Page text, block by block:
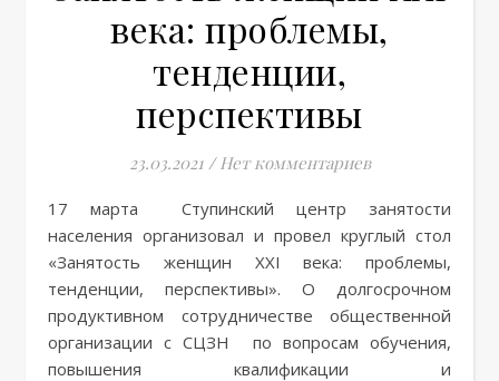
века: проблемы,
тенденции,
перспективы
23.03.2021 / Нет комментариев
17 марта Ступинский центр занятости
населения организовал и провел круглый стол
«Занятость женщин XXI века: проблемы,
тенденции, перспективы». О долгосрочном
продуктивном сотрудничестве общественной
организации с СЦЗН по вопросам обучения,
повышения квалификации и